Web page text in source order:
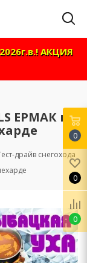
АКЦИЯ
ЕРМАК на
драйв снегохода
0
0
0